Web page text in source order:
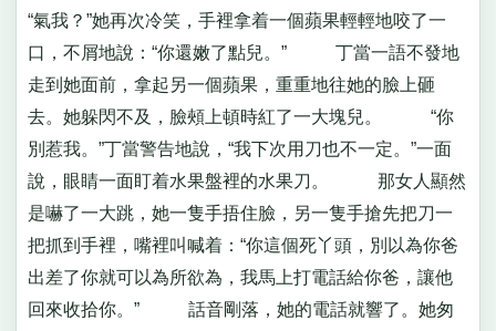
“氣我？”她再次冷笑，手裡拿着一個蘋果輕輕地咬了一
口，不屑地說：“你還嫩了點兒。” 丁當一語不發地
走到她面前，拿起另一個蘋果，重重地往她的臉上砸
去。她躲閃不及，臉頰上頓時紅了一大塊兒。 “你
別惹我。”丁當警告地說，“我下次用刀也不一定。”一面
說，眼睛一面盯着水果盤裡的水果刀。 那女人顯然
是嚇了一大跳，她一隻手捂住臉，另一隻手搶先把刀一
把抓到手裡，嘴裡叫喊着：“你這個死丫頭，別以為你爸
出差了你就可以為所欲為，我馬上打電話給你爸，讓他
回來收拾你。” 話音剛落，她的電話就響了。她匆